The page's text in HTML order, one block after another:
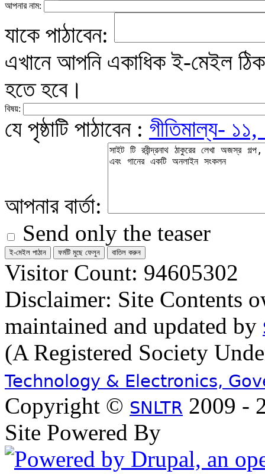
আপনার নাম:
যাকে পাঠাবেন:
এখানে আপনি একাধিক ই-মেইল
হতে হবে।
বিষয়:
যে পৃষ্ঠাটি পাঠাবেন : গীতিমাল্য- ১১,
আপনার বার্তা:
Send only the teaser
Visitor Count: 94605302
Disclaimer: Site Contents
maintained and updated by
(A Registered Society
Technology & Electronics,
Copyright © SNLTR 2009 -
Site Powered By